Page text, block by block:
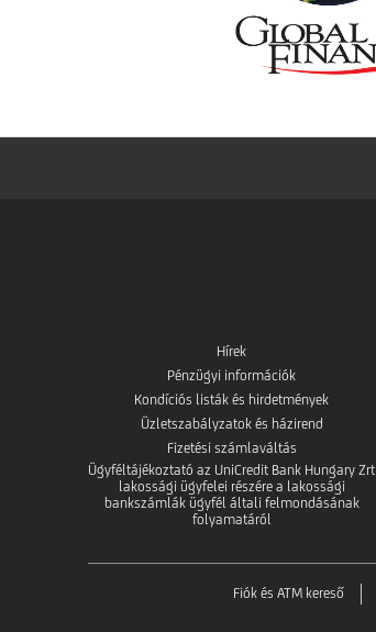
Hírek
Pénzügyi információk
Kondíciós listák és hirdetmények
Üzletszabályzatok és házirend
Fizetési számlaváltás
Ügyféltájékoztató az UniCredit Bank Hungary Zrt
lakossági ügyfelei részére a lakossági
bankszámlák ügyfél általi felmondásának
folyamatáról
Fiók és ATM kereső